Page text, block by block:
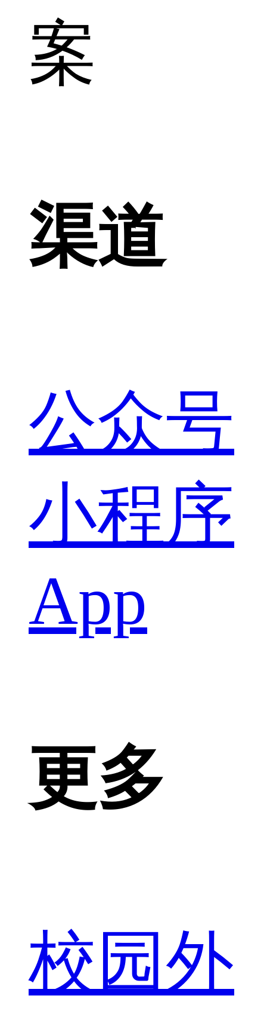
案
渠道
公众号
小程序
App
更多
校园外